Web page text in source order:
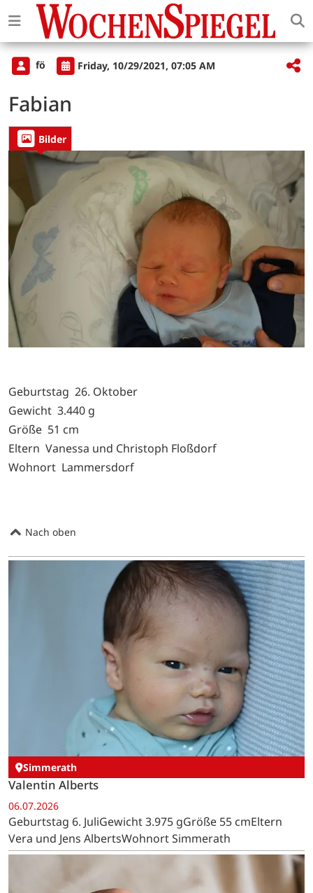
fö Friday, 10/29/2021, 07:05 AM
Fabian
Bilder
Geburtstag 26. Oktober
Gewicht 3.440 g
Größe 51 cm
Eltern Vanessa und Christoph Floßdorf
Wohnort Lammersdorf
Nach oben
Simmerath
Valentin Alberts
06.07.2026
Geburtstag 6. JuliGewicht 3.975 gGröße 55 cmEltern
Vera und Jens AlbertsWohnort Simmerath